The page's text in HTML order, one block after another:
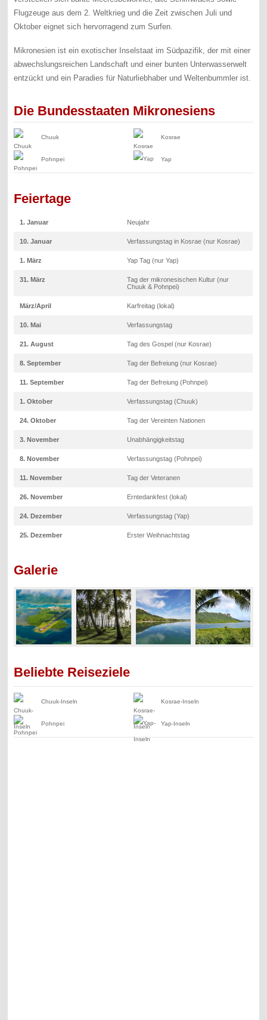
Flugzeuge aus dem 2. Weltkrieg und die Zeit zwischen Juli und
Oktober eignet sich hervorragend zum Surfen.
Mikronesien ist ein exotischer Inselstaat im Südpazifik, der mit einer
abwechslungsreichen Landschaft und einer bunten Unterwasserwelt
entzückt und ein Paradies für Naturliebhaber und Weltenbummler ist.
Die Bundesstaaten Mikronesiens
Chuuk Kosrae
Pohnpei Yap
Feiertage
1. Januar Neujahr
10. Januar Verfassungstag in Kosrae (nur Kosrae)
1. März Yap Tag (nur Yap)
31. März
Tag der mikronesischen Kultur (nur
Chuuk & Pohnpei)
März/April Karfreitag (lokal)
10. Mai Verfassungstag
21. August Tag des Gospel (nur Kosrae)
8. September Tag der Befreiung (nur Kosrae)
11. September Tag der Befreiung (Pohnpei)
1. Oktober Verfassungstag (Chuuk)
24. Oktober Tag der Vereinten Nationen
3. November Unabhängigkeitstag
8. November Verfassungstag (Pohnpei)
11. November Tag der Veteranen
26. November Erntedankfest (lokal)
24. Dezember Verfassungstag (Yap)
25. Dezember Erster Weihnachtstag
Galerie
Beliebte Reiseziele
Chuuk-Inseln Kosrae-Inseln
Pohnpei Yap-Inseln